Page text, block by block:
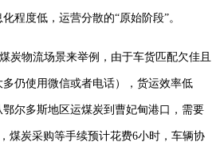
程度低，运营分散的“原始阶段”。
炭物流场景来举例，由于车货匹配欠佳且
仍使用微信或者电话），货运效率低
尔多斯地区运煤炭到曹妃甸港口，需要
煤炭采购等手续预计花费6小时，车辆协